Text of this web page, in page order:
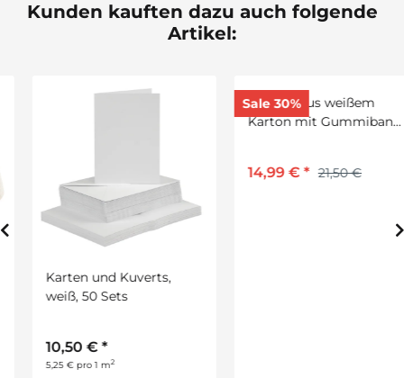
Kunden kauften dazu auch folgende
Artikel:
Karten und Kuverts,
weiß, 50 Sets
10,50 €*
5,25 € pro 1 m2
Sale 30%